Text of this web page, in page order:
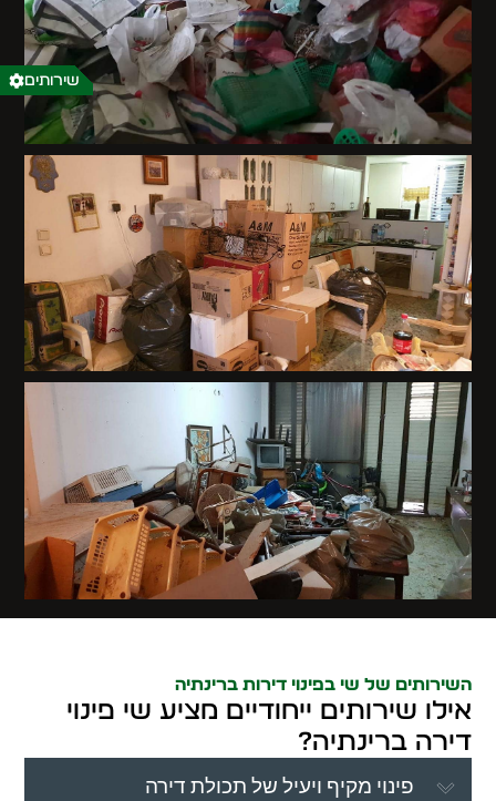
השירותים של שי בפינוי דירות ברינתיה
אילו שירותים ייחודיים מציע שי פינוי
דירה ברינתיה?
פינוי מקיף ויעיל של תכולת דירה
שירותים